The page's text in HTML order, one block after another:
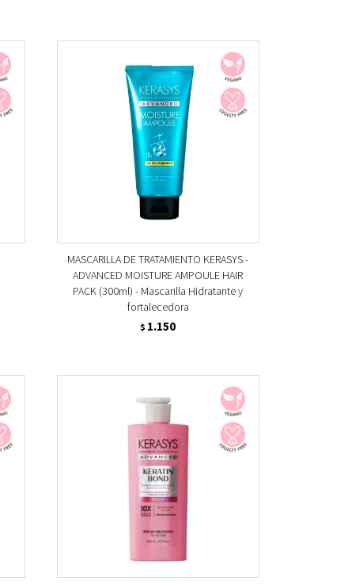
MASCARILLA DE TRATAMIENTO KERASYS -
ADVANCED MOISTURE AMPOULE HAIR
PACK (300ml) - Mascarilla Hidratante y
fortalecedora
$ 1.150